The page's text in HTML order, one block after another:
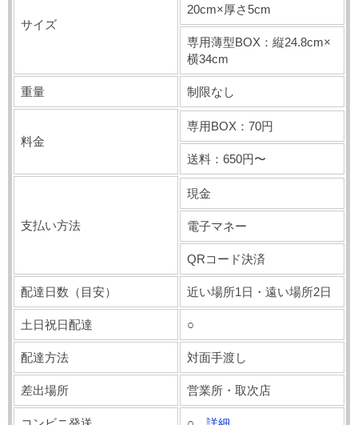
サイズ
20cm×厚さ5cm
専用薄型BOX：縦24.8cm×
横34cm
重量 制限なし
料金
専用BOX：70円
送料：650円〜
支払い方法
現金
電子マネー
QRコード決済
配達日数（目安） 近い場所1日・遠い場所2日
土日祝日配達 ○
配達方法 対面手渡し
差出場所 営業所・取次店